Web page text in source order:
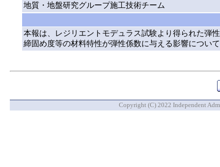
地質・地盤研究グループ施工技術チーム
本報は、レジリエントモデュラス試験より得られた弾
締固め度等の材料特性が弾性係数に与える影響につい
Copyright (C) 2022 Independent